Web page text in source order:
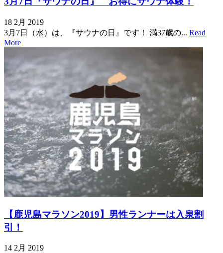
18 2月 2019
3月7日（水）は、『サウナの日』です！ 満37歳の... Read
More
【鹿児島マラソン2019】男性ランナーは入泉割
引！
14 2月 2019